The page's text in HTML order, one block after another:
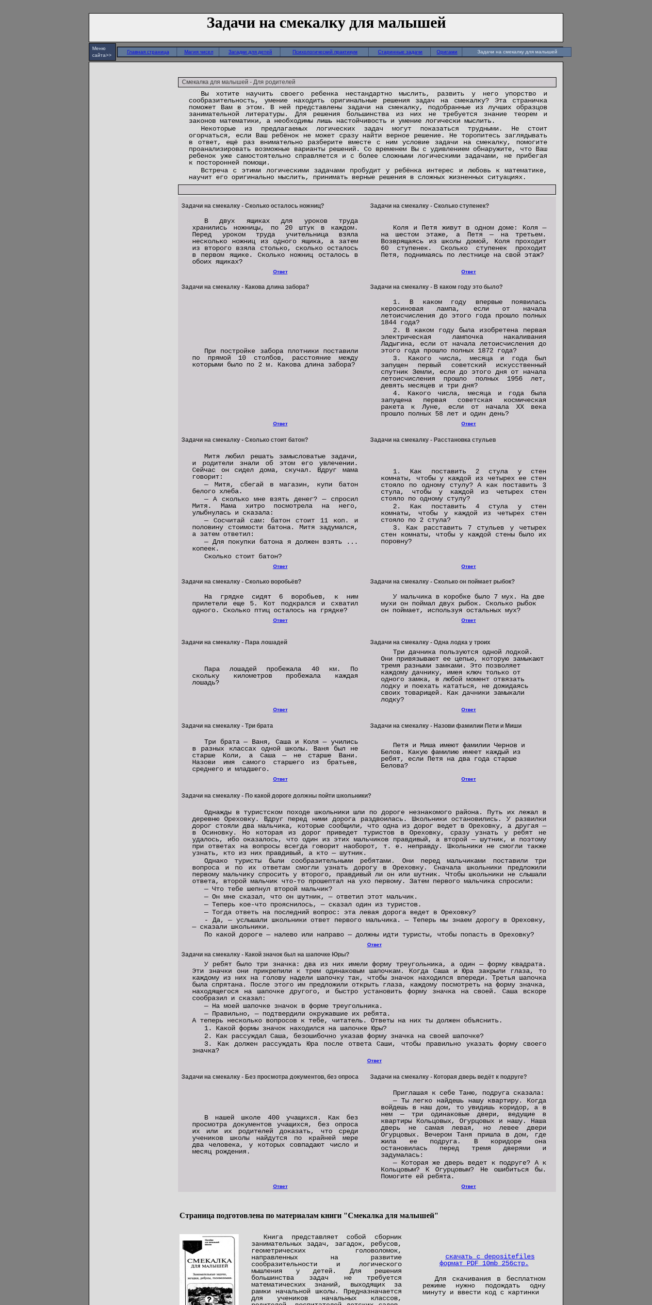
Задачи на смекалку для малышей
Меню
сайта>>
Главная страница Магия чисел Загадки для детей Психологический практикум Старинные задачи Оригами Задачи на смекалку для малышей
Смекалка для малышей - Для родителей
Вы хотите научить своего ребенка нестандартно мыслить, развить у него упорство и
сообразительность, умение находить оригинальные решения задач на смекалку? Эта страничка
поможет Вам в этом. В ней представлены задачи на смекалку, подобранные из лучших образцов
занимательной литературы. Для решения большинства из них не требуется знание теорем и
законов математики, а необходимы лишь настойчивость и умение логически мыслить.
Некоторые из предлагаемых логических задач могут показаться трудными. Не стоит
огорчаться, если Ваш ребёнок не может сразу найти верное решение. Не торопитесь заглядывать
в ответ, ещё раз внимательно разберите вместе с ним условие задачи на смекалку, помогите
проанализировать возможные варианты решений. Со временем Вы с удивлением обнаружите, что Ваш
ребенок уже самостоятельно справляется и с более сложными логическими задачами, не прибегая
к посторонней помощи.
Встреча с этими логическими задачами пробудит у ребёнка интерес и любовь к математике,
научит его оригинально мыслить, принимать верные решения в сложных жизненных ситуациях.
Задачи на смекалку - Сколько осталось ножниц? Задачи на смекалку - Сколько ступенек?
В двух ящиках для уроков труда
хранились ножницы, по 20 штук в каждом.
Перед уроком труда учительница взяла
несколько ножниц из одного ящика, а затем
из второго взяла столько, сколько осталось
в первом ящике. Сколько ножниц осталось в
обоих ящиках?
Коля и Петя живут в одном доме: Коля —
на шестом этаже, а Петя — на третьем.
Возврящаясь из школы домой, Коля проходит
60 ступенек. Сколько ступенек проходит
Петя, поднимаясь по лестнице на свой этаж?
Ответ Ответ
Задачи на смекалку - Какова длина забора? Задачи на смекалку - В каком году это было?
При постройке забора плотники поставили
по прямой 10 столбов, расстояние между
которыми было по 2 м. Какова длина забора?
1. В каком году впервые появилась
керосиновая лампа, если от начала
летоисчисления до этого года прошло полных
1844 года?
2. В каком году была изобретена первая
электрическая лампочка накаливания
Ладыгина, если от начала летоисчисления до
этого года прошло полных 1872 года?
3. Какого числа, месяца и года был
запущен первый советский искусственный
спутник Земли, если до этого дня от начала
летоисчисления прошло полных 1956 лет,
девять месяцев и три дня?
4. Какого числа, месяца и года была
запущена первая советская космическая
ракета к Луне, если от начала XX века
прошло полных 58 лет и один день?
Ответ Ответ
Задачи на смекалку - Сколько стоит батон? Задачи на смекалку - Расстановка стульев
Митя любил решать замысловатые задачи,
и родители знали об этом его увлечении.
Сейчас он сидел дома, скучал. Вдруг мама
говорит:
— Митя, сбегай в магазин, купи батон
белого хлеба.
— А сколько мне взять денег? — спросил
Митя. Мама хитро посмотрела на него,
улыбнулась и сказала:
— Сосчитай сам: батон стоит 11 коп. и
половину стоимости батона. Митя задумался,
а затем ответил:
— Для покупки батона я должен взять ...
копеек.
Сколько стоит батон?
1. Как поставить 2 стула у стен
комнаты, чтобы у каждой из четырех ее стен
стояло по одному стулу? А как поставить 3
стула, чтобы у каждой из четырех стен
стояло по одному стулу?
2. Как поставить 4 стула у стен
комнаты, чтобы у каждой из четырех стен
стояло по 2 стула?
3. Как расставить 7 стульев у четырех
стен комнаты, чтобы у каждой стены было их
поровну?
Ответ Ответ
Задачи на смекалку - Сколько воробьёв? Задачи на смекалку - Сколько он поймает рыбок?
На грядке сидят 6 воробьев, к ним
прилетели еще 5. Кот подкрался и схватил
одного. Сколько птиц осталось на грядке?
У мальчика в коробке было 7 мух. На две
мухи он поймал двух рыбок. Сколько рыбок
он поймает, используя остальных мух?
Ответ Ответ
Задачи на смекалку - Пара лошадей Задачи на смекалку - Одна лодка у троих
Пара лошадей пробежала 40 км. По
скольку километров пробежала каждая
лошадь?
Три дачника пользуются одной лодкой.
Они привязывают ее цепью, которую замыкают
тремя разными замками. Это позволяет
каждому дачнику, имея ключ только от
одного замка, в любой момент отвязать
лодку и поехать кататься, не дожидаясь
своих товарищей. Как дачники замыкали
лодку?
Ответ Ответ
Задачи на смекалку - Три брата Задачи на смекалку - Назови фамилии Пети и Миши
Три брата — Ваня, Саша и Коля — учились
в разных классах одной школы. Ваня был не
старше Коли, а Саша — не старше Вани.
Назови имя самого старшего из братьев,
среднего и младшего.
Петя и Миша имеют фамилии Чернов и
Белов. Какую фамилию имеет каждый из
ребят, если Петя на два года старше
Белова?
Ответ Ответ
Задачи на смекалку - По какой дороге должны пойти школьники?
Однажды в туристском походе школьники шли по дороге незнакомого района. Путь их лежал в
деревню Ореховку. Вдруг перед ними дорога раздвоилась. Школьники остановились. У развилки
дорог стояли два мальчика, которые сообщили, что одна из дорог ведет в Ореховку, а другая —
в Осиновку. Но которая из дорог приведет туристов в Ореховку, сразу узнать у ребят не
удалось, ибо оказалось, что один из этих мальчиков правдивый, а второй — шутник, и поэтому
при ответах на вопросы всегда говорит наоборот, т. е. неправду. Школьники не смогли также
узнать, кто из них правдивый, а кто — шутник.
Однако туристы были сообразительными ребятами. Они перед мальчиками поставили три
вопроса и по их ответам смогли узнать дорогу в Ореховку. Сначала школьники предложили
первому мальчику спросить у второго, правдивый ли он или шутник. Чтобы школьники не слышали
ответа, второй мальчик что-то прошептал на ухо первому. Затем первого мальчика спросили:
— Что тебе шепнул второй мальчик?
— Он мне сказал, что он шутник, — ответил этот мальчик.
— Теперь кое-что прояснилось, — сказал один из туристов.
— Тогда ответь на последний вопрос: эта левая дорога ведет в Ореховку?
- Да, — услышали школьники ответ первого мальчика. — Теперь мы знаем дорогу в Ореховку,
— сказали школьники.
По какой дороге — налево или направо — должны идти туристы, чтобы попасть в Ореховку?
Ответ
Задачи на смекалку - Какой значок был на шапочке Юры?
У ребят было три значка: два из них имели форму треугольника, а один — форму квадрата.
Эти значки они прикрепили к трем одинаковым шапочкам. Когда Саша и Юра закрыли глаза, то
каждому из них на голову надели шапочку так, чтобы значок находился впереди. Третья шапочка
была спрятана. После этого им предложили открыть глаза, каждому посмотреть на форму значка,
находящегося на шапочке другого, и быстро установить форму значка на своей. Саша вскоре
сообразил и сказал:
— На моей шапочке значок в форме треугольника.
— Правильно, — подтвердили окружавшие их ребята.
А теперь несколько вопросов к тебе, читатель. Ответы на них ты должен объяснить.
1. Какой формы значок находился на шапочке Юры?
2. Как рассуждал Саша, безошибочно указав форму значка на своей шапочке?
3. Как должен рассуждать Юра после ответа Саши, чтобы правильно указать форму своего
значка?
Ответ
Задачи на смекалку - Без просмотра документов, без опроса Задачи на смекалку - Которая дверь ведёт к подруге?
В нашей школе 400 учащихся. Как без
просмотра документов учащихся, без опроса
их или их родителей доказать, что среди
учеников школы найдутся по крайней мере
два человека, у которых совпадают число и
месяц рождения.
Приглашая к себе Таню, подруга сказала:
— Ты легко найдешь нашу квартиру. Когда
войдешь в наш дом, то увидишь коридор, а в
нем — три одинаковые двери, ведущие в
квартиры Кольцовых, Огурцовых и нашу. Наша
дверь не самая левая, но левее двери
Огурцовых. Вечером Таня пришла в дом, где
жила ее подруга. В коридоре она
остановилась перед тремя дверями и
задумалась:
— Которая же дверь ведет к подруге? А к
Кольцовым? К Огурцовым? Не ошибиться бы.
Помогите ей ребята.
Ответ Ответ
Страница подготовлена по материалам книги "Смекалка для малышей"
Книга представляет собой сборник
занимательных задач, загадок, ребусов,
геометрических головоломок,
направленных на развитие
сообразительности и логического
мышления у детей. Для решения
большинства задач не требуется
математических знаний, выходящих за
рамки начальной школы. Предназначается
для учеников начальных классов,
скачать с depositefiles
формат PDF 10mb 256стр.
Для скачивания в бесплатном
режиме нужно подождать одну
минуту и ввести код с картинки